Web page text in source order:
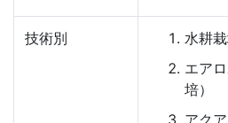
技術別
水耕
エア
培）
アク